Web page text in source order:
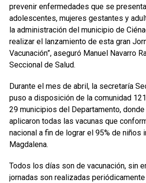
prevenir enfermedades que se
adolescentes, mujeres gestantes y
la administración del municipio de
realizar el lanzamiento de esta gran
Vacunación”, aseguró Manuel Navarro
Seccional de Salud.
Durante el mes de abril, la secretaría
puso a disposición de la comunidad
29 municipios del Departamento,
aplicaron todas las vacunas que
nacional a fin de lograr el 95% de niños
Magdalena.
Todos los días son de vacunación, sin
jornadas son realizadas periódicamente